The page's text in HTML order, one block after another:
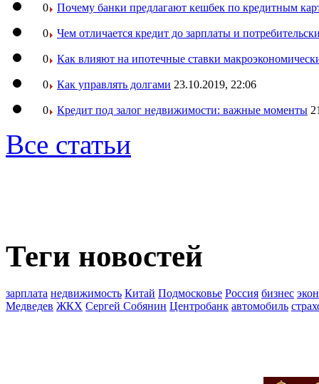
0 Почему банки предлагают кешбек по кредитным
0 Чем отличается кредит до зарплаты и
0 Как влияют на ипотечные ставки
0 Как управлять долгами 23.10.2019, 22:06
0 Кредит под залог недвижимости: важные моменты
Все статьи
Теги новостей
зарплата недвижимость Китай Подмосковье Россия бизнес
Медведев ЖКХ Сергей Собянин Центробанк автомобиль